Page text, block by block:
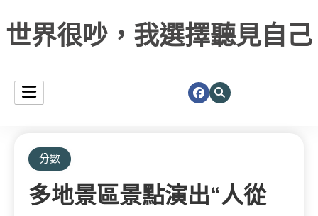
世界很吵，我選擇聽見自己
分數
多地景區景點演出“人從